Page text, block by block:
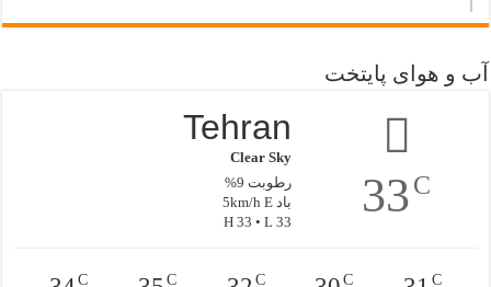
آب و هوای پایتخت
33C
Tehran
Clear Sky
رطوبت 9%
باد 5km/h E
H 33 • L 33
C
C
C
C
C